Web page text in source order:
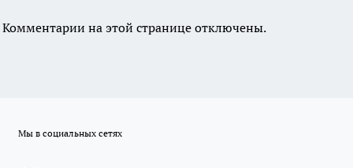
Комментарии на этой странице отключены.
Мы в социальных сетях